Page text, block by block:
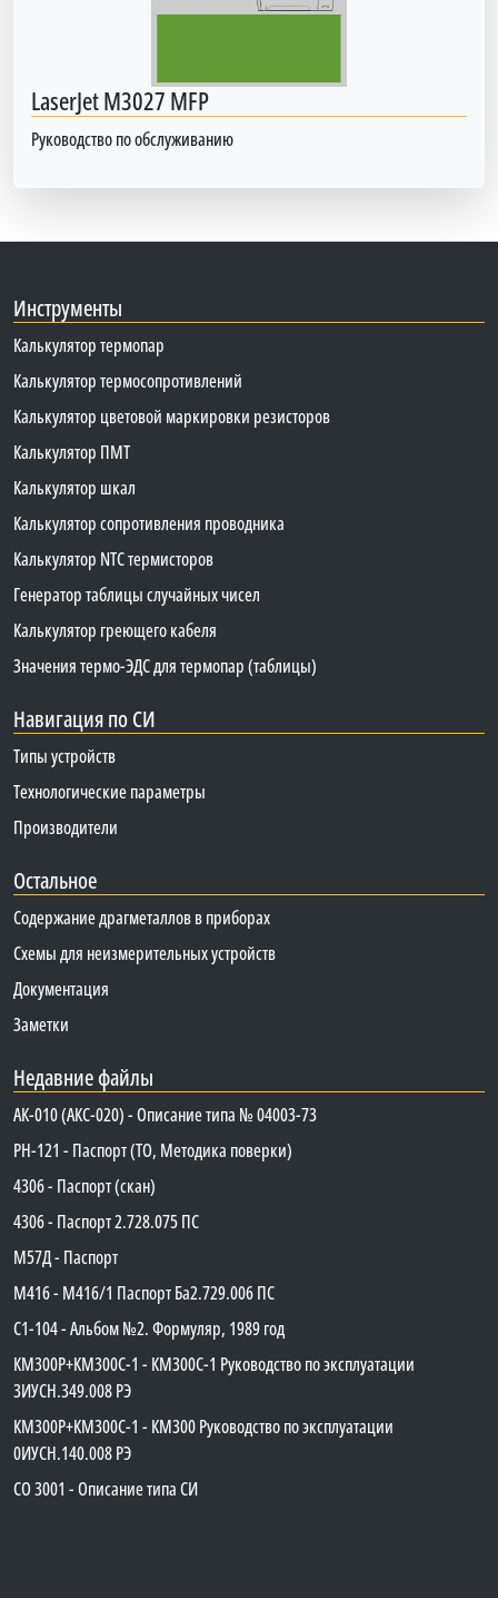
LaserJet M3027 MFP
Руководство по обслуживанию
Инструменты
Калькулятор термопар
Калькулятор термосопротивлений
Калькулятор цветовой маркировки резисторов
Калькулятор ПМТ
Калькулятор шкал
Калькулятор сопротивления проводника
Калькулятор NTC термисторов
Генератор таблицы случайных чисел
Калькулятор греющего кабеля
Значения термо-ЭДС для термопар (таблицы)
Навигация по СИ
Типы устройств
Технологические параметры
Производители
Остальное
Содержание драгметаллов в приборах
Схемы для неизмерительных устройств
Документация
Заметки
Недавние файлы
АК-010 (АКС-020) - Описание типа № 04003-73
PH-121 - Паспорт (ТО, Методика поверки)
4306 - Паспорт (скан)
4306 - Паспорт 2.728.075 ПС
М57Д - Паспорт
М416 - М416/1 Паспорт Ба2.729.006 ПС
C1-104 - Альбом №2. Формуляр, 1989 год
КМ300Р+КМ300С-1 - КМ300C-1 Руководство по эксплуатации
3ИУСН.349.008 РЭ
КМ300Р+КМ300С-1 - КМ300 Руководство по эксплуатации
0ИУСН.140.008 РЭ
СО 3001 - Описание типа СИ